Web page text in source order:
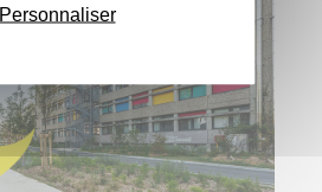
Personnaliser